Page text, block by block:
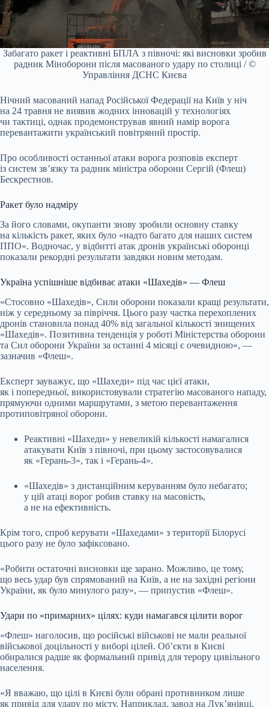
Забагато ракет і реактивні БПЛА з півночі: які висновки зробив
радник Міноборони після масованого удару по столиці / ©
Управління ДСНС Києва
Нічний масований напад Російської Федерації на Київ у ніч
на 24 травня не виявив жодних інновацій у технологіях
чи тактиці, однак продемонстрував явний намір ворога
перевантажити український повітряний простір.
Про особливості останньої атаки ворога розповів експерт
із систем зв’язку та радник міністра оборони Сергій (Флеш)
Бескрестнов.
Ракет було надміру
За його словами, окупанти знову зробили основну ставку
на кількість ракет, яких було «надто багато для наших систем
ППО». Водночас, у відбитті атак дронів українські оборонці
показали рекордні результати завдяки новим методам.
Україна успішніше відбиває атаки «Шахедів» — Флеш
«Стосовно «Шахедів», Сили оборони показали кращі результати,
ніж у середньому за півріччя. Цього разу частка перехоплених
дронів становила понад 40% від загальної кількості знищених
«Шахедів». Позитивна тенденція у роботі Міністерства оборони
та Сил оборони України за останні 4 місяці є очевидною», —
зазначив «Флеш».
Експерт зауважує, що «Шахеди» під час цієї атаки,
як і попередньої, використовували стратегію масованого нападу,
прямуючи одними маршрутами, з метою перевантаження
протиповітряної оборони.
Реактивні «Шахеди» у невеликій кількості намагалися
атакувати Київ з півночі, при цьому застосовувалися
як «Герань-3», так і «Герань-4».
«Шахедів» з дистанційним керуванням було небагато;
у цій атаці ворог робив ставку на масовість,
а не на ефективність.
Крім того, спроб керувати «Шахедами» з території Білорусі
цього разу не було зафіксовано.
«Робити остаточні висновки ще зарано. Можливо, це тому,
що весь удар був спрямований на Київ, а не на західні регіони
України, як було минулого разу», — припустив «Флеш».
Удари по «примарних» цілях: куди намагався цілити ворог
«Флеш» наголосив, що російські військові не мали реальної
військової доцільності у виборі цілей. Об’єкти в Києві
обиралися радше як формальний привід для терору цивільного
населення.
«Я вважаю, що цілі в Києві були обрані противником лише
як привід для удару по місту. Наприклад, завод на Лук’янівці,